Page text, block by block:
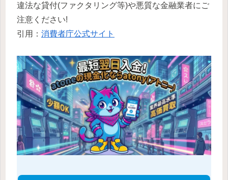
違法な貸付(ファクタリング等)や悪質な金融業者にご
注意ください!
引用： 消費者庁公式サイト